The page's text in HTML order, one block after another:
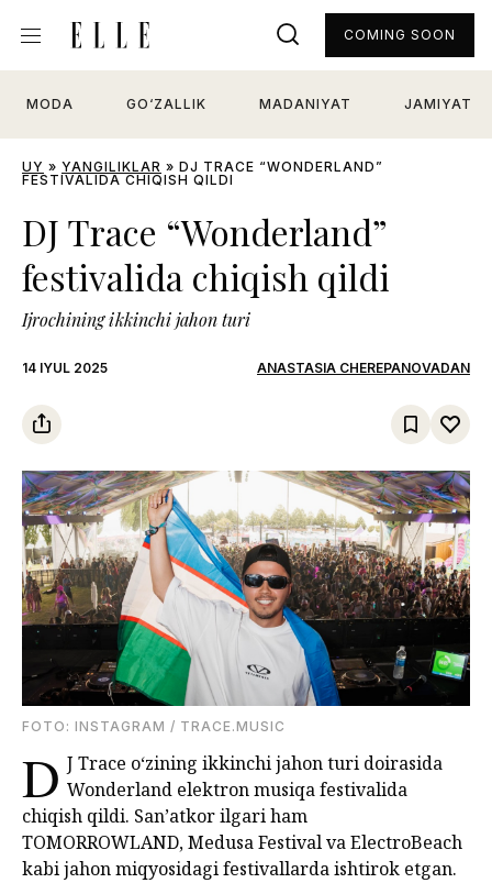
MODA GO‘ZALLIK MADANIYAT JAMIYAT
COMING SOON
UY » YANGILIKLAR » DJ TRACE “WONDERLAND”
FESTIVALIDA CHIQISH QILDI
DJ Trace “Wonderland”
festivalida chiqish qildi
Ijrochining ikkinchi jahon turi
14 IYUL 2025 ANASTASIA CHEREPANOVADAN
FOTO: INSTAGRAM / TRACE.MUSIC
D J Trace o‘zining ikkinchi jahon turi doirasida
Wonderland elektron musiqa festivalida
chiqish qildi. San’atkor ilgari ham
TOMORROWLAND, Medusa Festival va ElectroBeach
kabi jahon miqyosidagi festivallarda ishtirok etgan.